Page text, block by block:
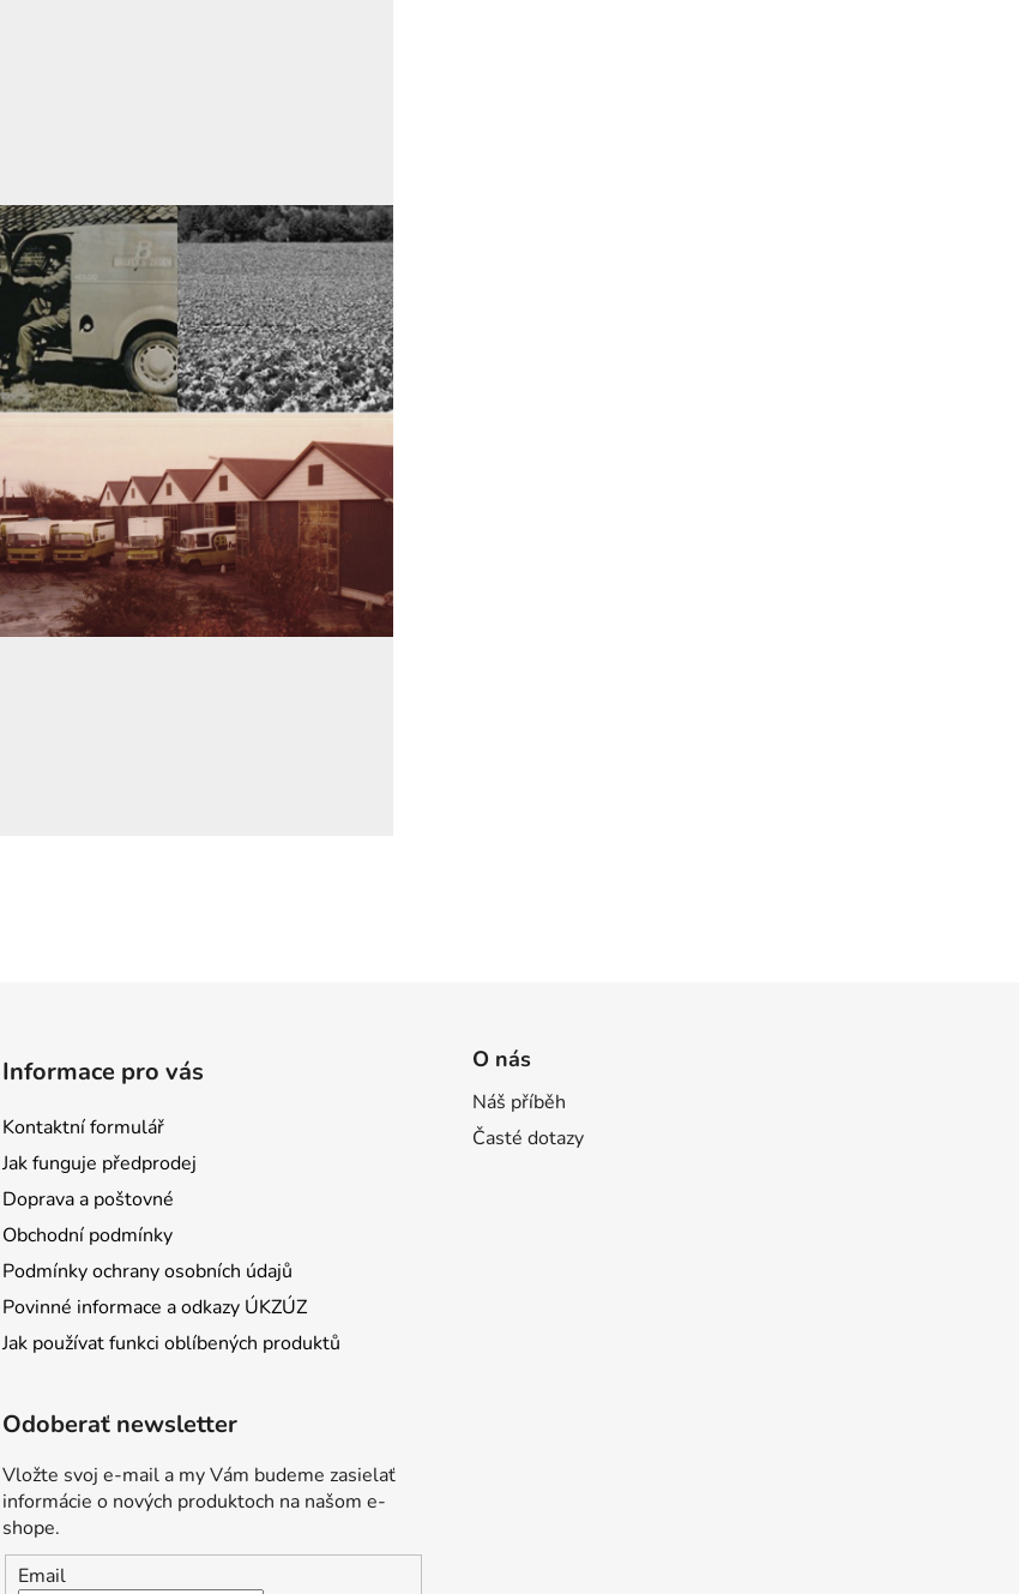
Informace pro vás
Kontaktní formulář
Jak funguje předprodej
Doprava a poštovné
Obchodní podmínky
Podmínky ochrany osobních údajů
Povinné informace a odkazy ÚKZÚZ
Jak používat funkci oblíbených produktů
O nás
Náš příběh
Časté dotazy
Odoberať newsletter
Vložte svoj e-mail a my Vám budeme zasielať
informácie o nových produktoch na našom e-
shope.
Email